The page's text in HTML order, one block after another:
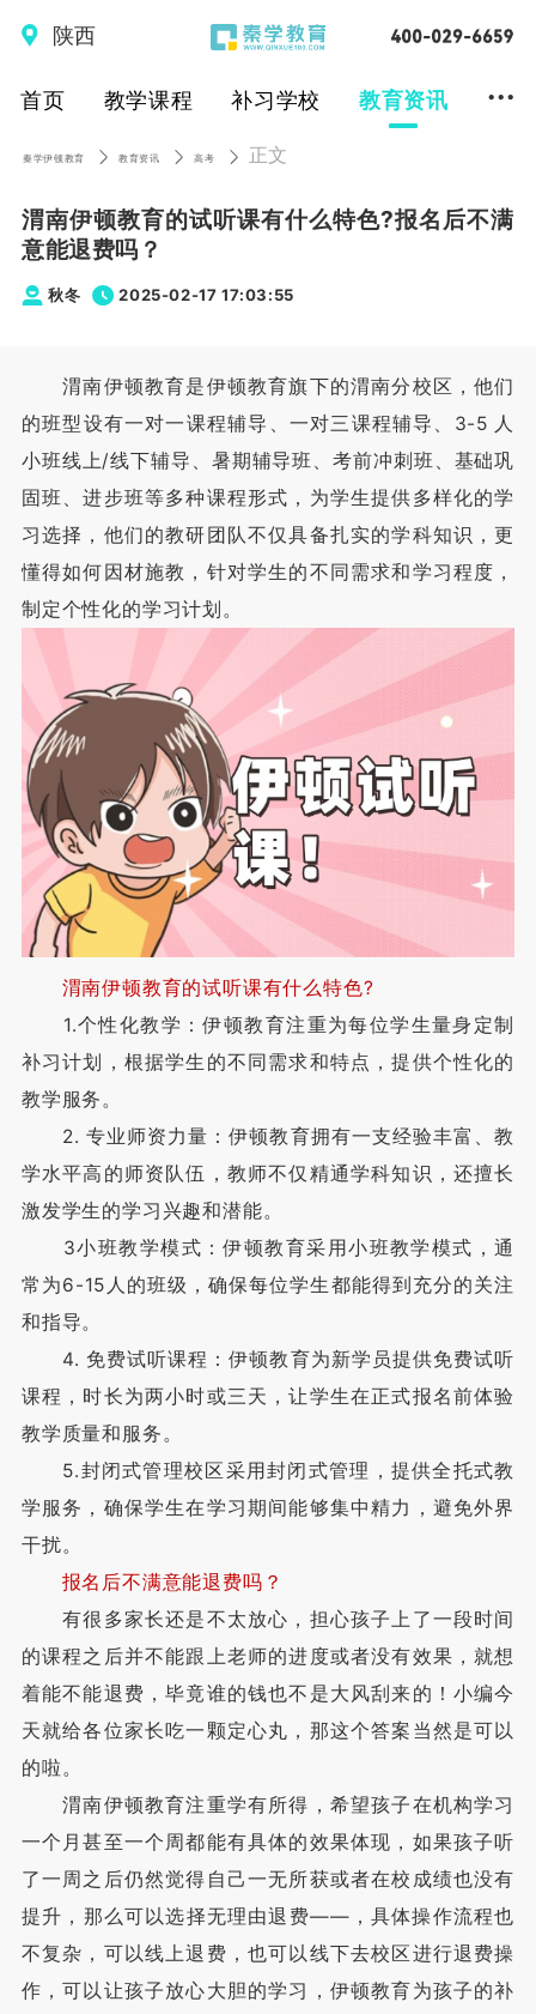
陕西
首页 教学课程 补习学校 教育资讯 ...
秦学伊顿教育 教育资讯 高考 正文
渭南伊顿教育的试听课有什么特色?报名后不满
意能退费吗？
秋冬 2025-02-17 17:03:55
渭南伊顿教育是伊顿教育旗下的渭南分校区，他们
的班型设有一对一课程辅导、一对三课程辅导、3-5 人
小班线上/线下辅导、暑期辅导班、考前冲刺班、基础巩
固班、进步班等多种课程形式，为学生提供多样化的学
习选择，他们的教研团队不仅具备扎实的学科知识，更
懂得如何因材施教，针对学生的不同需求和学习程度，
制定个性化的学习计划。
渭南伊顿教育的试听课有什么特色?
1.个性化教学：伊顿教育注重为每位学生量身定制
补习计划，根据学生的不同需求和特点，提供个性化的
教学服务。
2. 专业师资力量：伊顿教育拥有一支经验丰富、教
学水平高的师资队伍，教师不仅精通学科知识，还擅长
激发学生的学习兴趣和潜能。
3小班教学模式：伊顿教育采用小班教学模式，通
常为6-15人的班级，确保每位学生都能得到充分的关注
和指导。
4. 免费试听课程：伊顿教育为新学员提供免费试听
课程，时长为两小时或三天，让学生在正式报名前体验
教学质量和服务。
5.封闭式管理校区采用封闭式管理，提供全托式教
学服务，确保学生在学习期间能够集中精力，避免外界
干扰。
报名后不满意能退费吗？
有很多家长还是不太放心，担心孩子上了一段时间
的课程之后并不能跟上老师的进度或者没有效果，就想
着能不能退费，毕竟谁的钱也不是大风刮来的！小编今
天就给各位家长吃一颗定心丸，那这个答案当然是可以
的啦。
渭南伊顿教育注重学有所得，希望孩子在机构学习
一个月甚至一个周都能有具体的效果体现，如果孩子听
了一周之后仍然觉得自己一无所获或者在校成绩也没有
提升，那么可以选择无理由退费——，具体操作流程也
不复杂，可以线上退费，也可以线下去校区进行退费操
作，可以让孩子放心大胆的学习，伊顿教育为孩子的补